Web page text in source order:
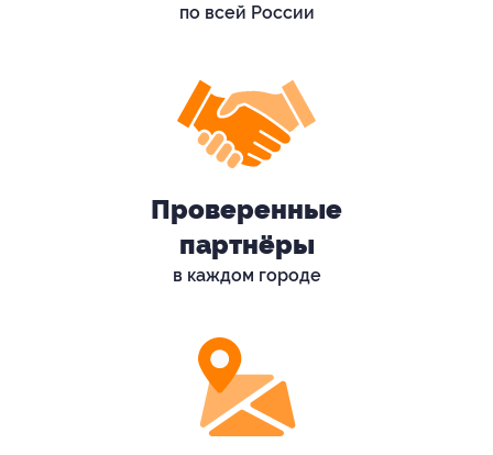
по всей России
Проверенные
партнёры
в каждом городе